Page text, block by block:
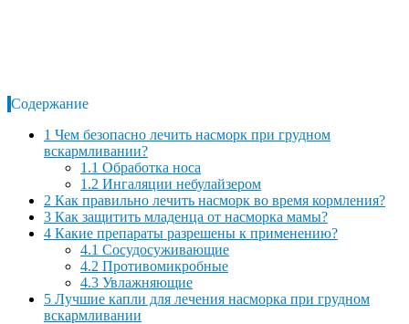
Содержание
1 Чем безопасно лечить насморк при грудном
вскармливании?
1.1 Обработка носа
1.2 Ингаляции небулайзером
2 Как правильно лечить насморк во время кормления?
3 Как защитить младенца от насморка мамы?
4 Какие препараты разрешены к применению?
4.1 Сосудосуживающие
4.2 Противомикробные
4.3 Увлажняющие
5 Лучшие капли для лечения насморка при грудном
вскармливании